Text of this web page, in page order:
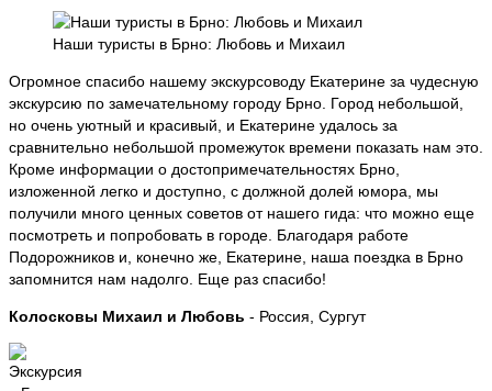
Наши туристы в Брно: Любовь и Михаил
Огромное спасибо нашему экскурсоводу Екатерине за чудесную
экскурсию по замечательному городу Брно. Город небольшой,
но очень уютный и красивый, и Екатерине удалось за
сравнительно небольшой промежуток времени показать нам это.
Кроме информации о достопримечательностях Брно,
изложенной легко и доступно, с должной долей юмора, мы
получили много ценных советов от нашего гида: что можно еще
посмотреть и попробовать в городе. Благодаря работе
Подорожников и, конечно же, Екатерине, наша поездка в Брно
запомнится нам надолго. Еще раз спасибо!
Колосковы Михаил и Любовь - Россия, Сургут